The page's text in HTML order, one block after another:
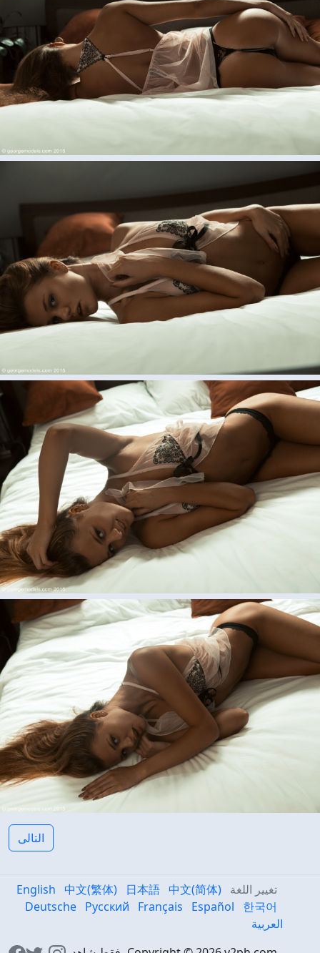
التالى
تغيير اللغة 中文(简体)
日本語
中文(繁体)
English
한국어
Español
Français
Русский
Deutsche
العربية